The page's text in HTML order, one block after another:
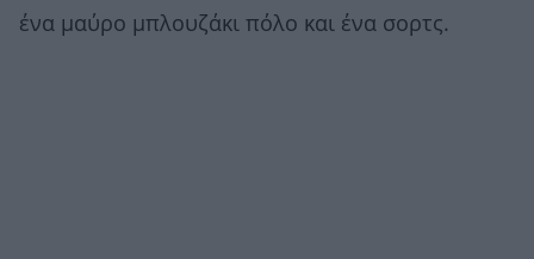
ένα μαύρο μπλουζάκι πόλο και ένα σορτς.